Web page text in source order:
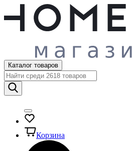
Каталог товаров
Корзина